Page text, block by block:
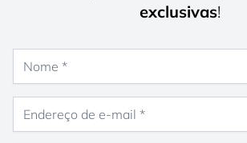
exclusivas!